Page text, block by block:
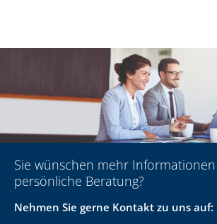
Sie wünschen mehr
persönliche Beratung?
Nehmen Sie gerne Kontakt zu uns auf: